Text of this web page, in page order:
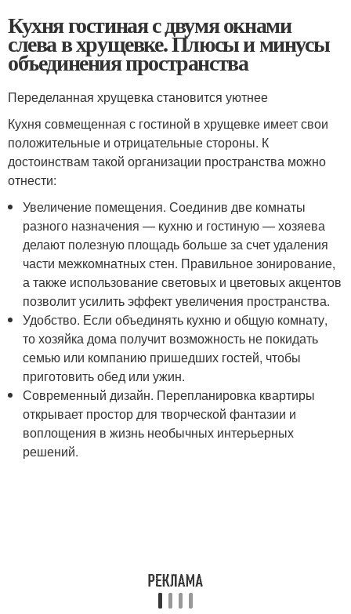
Кухня гостиная с двумя окнами
слева в хрущевке. Плюсы и минусы
объединения пространства
Переделанная хрущевка становится уютнее
Кухня совмещенная с гостиной в хрущевке имеет свои
положительные и отрицательные стороны. К
достоинствам такой организации пространства можно
отнести:
Увеличение помещения. Соединив две комнаты
разного назначения — кухню и гостиную — хозяева
делают полезную площадь больше за счет удаления
части межкомнатных стен. Правильное зонирование,
а также использование световых и цветовых акцентов
позволит усилить эффект увеличения пространства.
Удобство. Если объединять кухню и общую комнату,
то хозяйка дома получит возможность не покидать
семью или компанию пришедших гостей, чтобы
приготовить обед или ужин.
Современный дизайн. Перепланировка квартиры
открывает простор для творческой фантазии и
воплощения в жизнь необычных интерьерных
решений.